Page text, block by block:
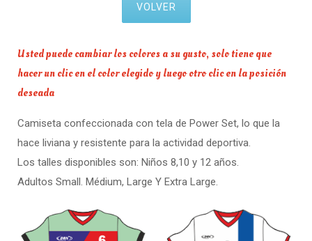
VOLVER
Usted puede cambiar los colores a su gusto, solo tiene que
hacer un clic en el color elegido y luego otro clic en la posición
deseada
Camiseta confeccionada con tela de Power Set, lo que la
hace liviana y resistente para la actividad deportiva.
Los talles disponibles son: Niños 8,10 y 12 años.
Adultos Small. Médium, Large Y Extra Large.